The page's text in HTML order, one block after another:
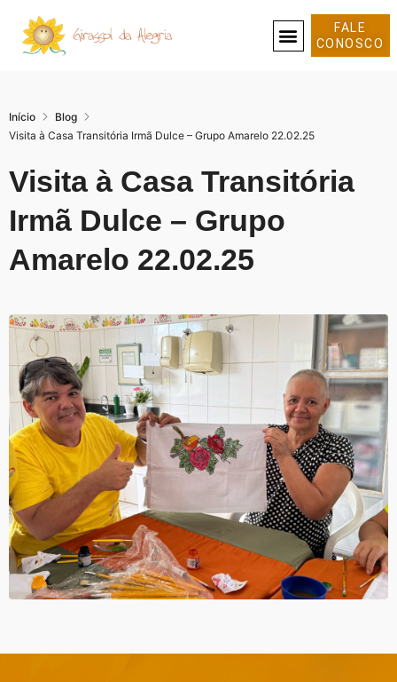
FALE
CONOSCO
Início
Blog
Visita à Casa Transitória Irmã Dulce – Grupo Amarelo 22.02.25
Visita à Casa Transitória
Irmã Dulce – Grupo
Amarelo 22.02.25